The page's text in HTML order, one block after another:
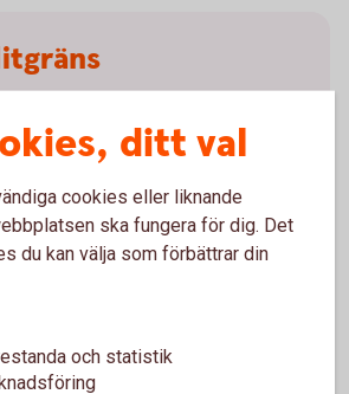
in en ansökan. Fyll i
nedan och skicka in den via
att mejla den till
com .
kan du även ansöka
för höjd kreditgräns
ditt val
cookies eller liknande
ska fungera för dig. Det
du kan välja som förbättrar din
och statistik